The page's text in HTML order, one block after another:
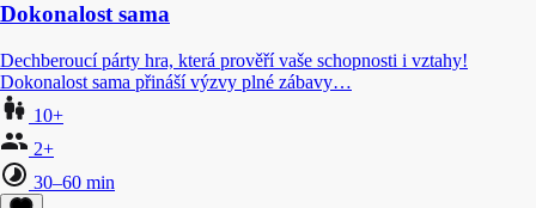
Dokonalost sama
Dechberoucí párty hra, která prověří vaše schopnosti i vztahy!
Dokonalost sama přináší výzvy plné zábavy…
10+
2+
30–60 min